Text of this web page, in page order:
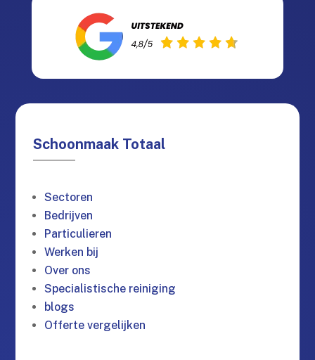
Schoonmaak Totaal
Sectoren
Bedrijven
Particulieren
Werken bij
Over ons
Specialistische reiniging
blogs
Offerte vergelijken